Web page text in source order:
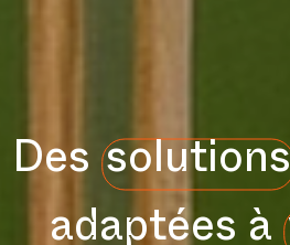
Des solutions
adaptées à